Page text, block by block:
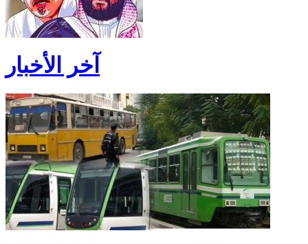
آخر الأخبار